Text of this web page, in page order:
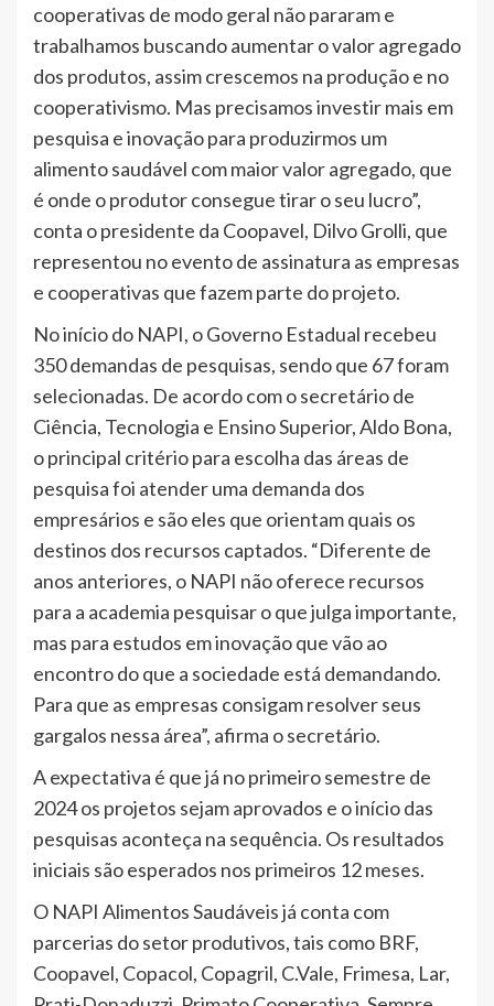
cooperativas de modo geral não pararam e
trabalhamos buscando aumentar o valor agregado
dos produtos, assim crescemos na produção e no
cooperativismo. Mas precisamos investir mais em
pesquisa e inovação para produzirmos um
alimento saudável com maior valor agregado, que
é onde o produtor consegue tirar o seu lucro”,
conta o presidente da Coopavel, Dilvo Grolli, que
representou no evento de assinatura as empresas
e cooperativas que fazem parte do projeto.
No início do NAPI, o Governo Estadual recebeu
350 demandas de pesquisas, sendo que 67 foram
selecionadas. De acordo com o secretário de
Ciência, Tecnologia e Ensino Superior, Aldo Bona,
o principal critério para escolha das áreas de
pesquisa foi atender uma demanda dos
empresários e são eles que orientam quais os
destinos dos recursos captados. “Diferente de
anos anteriores, o NAPI não oferece recursos
para a academia pesquisar o que julga importante,
mas para estudos em inovação que vão ao
encontro do que a sociedade está demandando.
Para que as empresas consigam resolver seus
gargalos nessa área”, afirma o secretário.
A expectativa é que já no primeiro semestre de
2024 os projetos sejam aprovados e o início das
pesquisas aconteça na sequência. Os resultados
iniciais são esperados nos primeiros 12 meses.
O NAPI Alimentos Saudáveis já conta com
parcerias do setor produtivos, tais como BRF,
Coopavel, Copacol, Copagril, C.Vale, Frimesa, Lar,